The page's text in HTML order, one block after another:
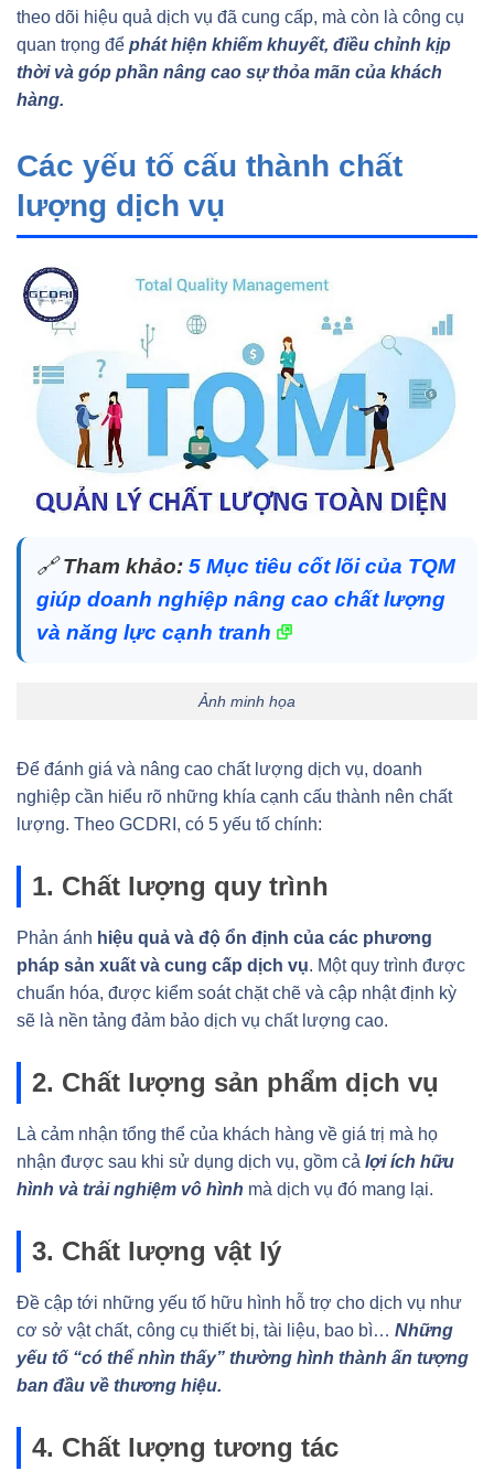
theo dõi hiệu quả dịch vụ đã cung cấp, mà còn là công cụ
quan trọng để phát hiện khiếm khuyết, điều chỉnh kịp
thời và góp phần nâng cao sự thỏa mãn của khách
hàng.
Các yếu tố cấu thành chất
lượng dịch vụ
🔗Tham khảo: 5 Mục tiêu cốt lõi của TQM
giúp doanh nghiệp nâng cao chất lượng
và năng lực cạnh tranh
Ảnh minh họa
Để đánh giá và nâng cao chất lượng dịch vụ, doanh
nghiệp cần hiểu rõ những khía cạnh cấu thành nên chất
lượng. Theo GCDRI, có 5 yếu tố chính:
1. Chất lượng quy trình
Phản ánh hiệu quả và độ ổn định của các phương
pháp sản xuất và cung cấp dịch vụ. Một quy trình được
chuẩn hóa, được kiểm soát chặt chẽ và cập nhật định kỳ
sẽ là nền tảng đảm bảo dịch vụ chất lượng cao.
2. Chất lượng sản phẩm dịch vụ
Là cảm nhận tổng thể của khách hàng về giá trị mà họ
nhận được sau khi sử dụng dịch vụ, gồm cả lợi ích hữu
hình và trải nghiệm vô hình mà dịch vụ đó mang lại.
3. Chất lượng vật lý
Đề cập tới những yếu tố hữu hình hỗ trợ cho dịch vụ như
cơ sở vật chất, công cụ thiết bị, tài liệu, bao bì… Những
yếu tố “có thể nhìn thấy” thường hình thành ấn tượng
ban đầu về thương hiệu.
4. Chất lượng tương tác